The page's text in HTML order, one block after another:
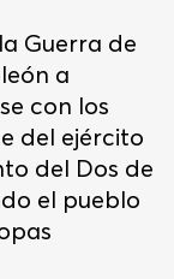
Guerra de
a
con los
del ejército
del Dos de
el pueblo